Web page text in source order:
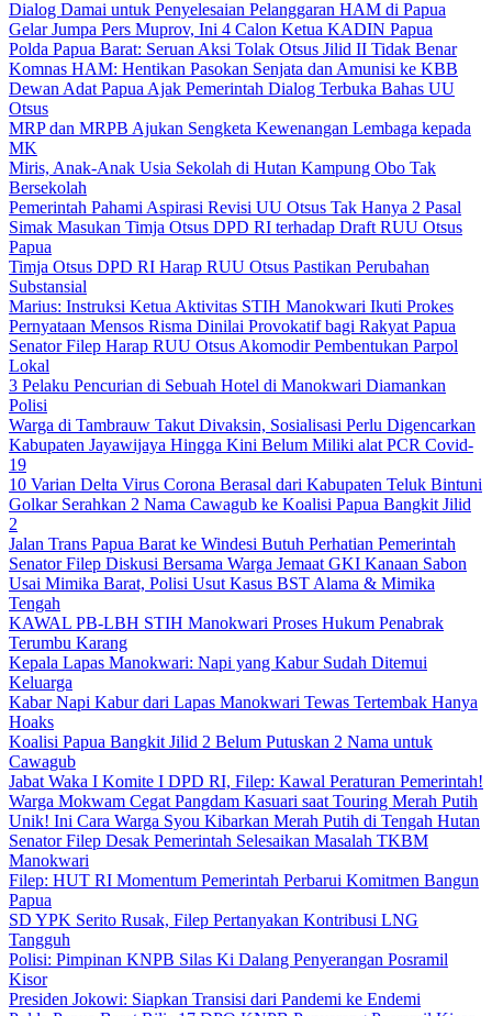
Dialog Damai untuk Penyelesaian Pelanggaran HAM di Papua
Gelar Jumpa Pers Muprov, Ini 4 Calon Ketua KADIN Papua
Polda Papua Barat: Seruan Aksi Tolak Otsus Jilid II Tidak Benar
Komnas HAM: Hentikan Pasokan Senjata dan Amunisi ke KBB
Dewan Adat Papua Ajak Pemerintah Dialog Terbuka Bahas UU
Otsus
MRP dan MRPB Ajukan Sengketa Kewenangan Lembaga kepada
MK
Miris, Anak-Anak Usia Sekolah di Hutan Kampung Obo Tak
Bersekolah
Pemerintah Pahami Aspirasi Revisi UU Otsus Tak Hanya 2 Pasal
Simak Masukan Timja Otsus DPD RI terhadap Draft RUU Otsus
Papua
Timja Otsus DPD RI Harap RUU Otsus Pastikan Perubahan
Substansial
Marius: Instruksi Ketua Aktivitas STIH Manokwari Ikuti Prokes
Pernyataan Mensos Risma Dinilai Provokatif bagi Rakyat Papua
Senator Filep Harap RUU Otsus Akomodir Pembentukan Parpol
Lokal
3 Pelaku Pencurian di Sebuah Hotel di Manokwari Diamankan
Polisi
Warga di Tambrauw Takut Divaksin, Sosialisasi Perlu Digencarkan
Kabupaten Jayawijaya Hingga Kini Belum Miliki alat PCR Covid-
19
10 Varian Delta Virus Corona Berasal dari Kabupaten Teluk Bintuni
Golkar Serahkan 2 Nama Cawagub ke Koalisi Papua Bangkit Jilid
2
Jalan Trans Papua Barat ke Windesi Butuh Perhatian Pemerintah
Senator Filep Diskusi Bersama Warga Jemaat GKI Kanaan Sabon
Usai Mimika Barat, Polisi Usut Kasus BST Alama & Mimika
Tengah
KAWAL PB-LBH STIH Manokwari Proses Hukum Penabrak
Terumbu Karang
Kepala Lapas Manokwari: Napi yang Kabur Sudah Ditemui
Keluarga
Kabar Napi Kabur dari Lapas Manokwari Tewas Tertembak Hanya
Hoaks
Koalisi Papua Bangkit Jilid 2 Belum Putuskan 2 Nama untuk
Cawagub
Jabat Waka I Komite I DPD RI, Filep: Kawal Peraturan Pemerintah!
Warga Mokwam Cegat Pangdam Kasuari saat Touring Merah Putih
Unik! Ini Cara Warga Syou Kibarkan Merah Putih di Tengah Hutan
Senator Filep Desak Pemerintah Selesaikan Masalah TKBM
Manokwari
Filep: HUT RI Momentum Pemerintah Perbarui Komitmen Bangun
Papua
SD YPK Serito Rusak, Filep Pertanyakan Kontribusi LNG
Tangguh
Polisi: Pimpinan KNPB Silas Ki Dalang Penyerangan Posramil
Kisor
Presiden Jokowi: Siapkan Transisi dari Pandemi ke Endemi